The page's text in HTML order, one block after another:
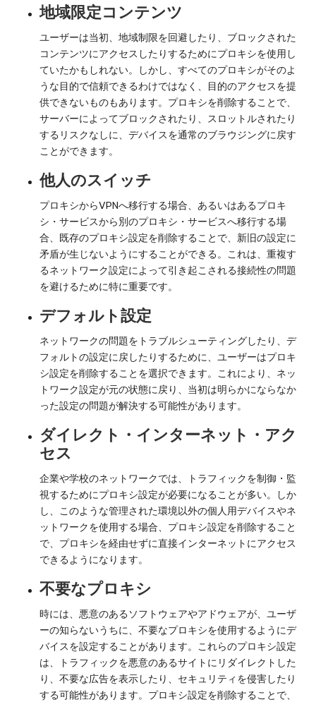
地域限定コンテンツ
ユーザーは当初、地域制限を回避したり、ブロックされた
コンテンツにアクセスしたりするためにプロキシを使用し
ていたかもしれない。しかし、すべてのプロキシがそのよ
うな目的で信頼できるわけではなく、目的のアクセスを提
供できないものもあります。プロキシを削除することで、
サーバーによってブロックされたり、スロットルされたり
するリスクなしに、デバイスを通常のブラウジングに戻す
ことができます。
他人のスイッチ
プロキシからVPNへ移行する場合、あるいはあるプロキ
シ・サービスから別のプロキシ・サービスへ移行する場
合、既存のプロキシ設定を削除することで、新旧の設定に
矛盾が生じないようにすることができる。これは、重複す
るネットワーク設定によって引き起こされる接続性の問題
を避けるために特に重要です。
デフォルト設定
ネットワークの問題をトラブルシューティングしたり、デ
フォルトの設定に戻したりするために、ユーザーはプロキ
シ設定を削除することを選択できます。これにより、ネッ
トワーク設定が元の状態に戻り、当初は明らかにならなか
った設定の問題が解決する可能性があります。
ダイレクト・インターネット・アク
セス
企業や学校のネットワークでは、トラフィックを制御・監
視するためにプロキシ設定が必要になることが多い。しか
し、このような管理された環境以外の個人用デバイスやネ
ットワークを使用する場合、プロキシ設定を削除すること
で、プロキシを経由せずに直接インターネットにアクセス
できるようになります。
不要なプロキシ
時には、悪意のあるソフトウェアやアドウェアが、ユーザ
ーの知らないうちに、不要なプロキシを使用するようにデ
バイスを設定することがあります。これらのプロキシ設定
は、トラフィックを悪意のあるサイトにリダイレクトした
り、不要な広告を表示したり、セキュリティを侵害したり
する可能性があります。プロキシ設定を削除することで、